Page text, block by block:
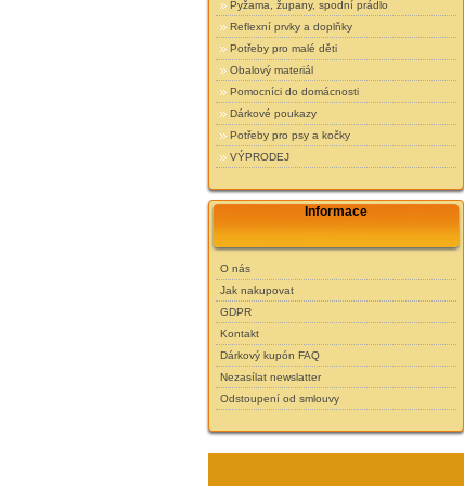
Pyžama, župany, spodní prádlo
Reflexní prvky a doplňky
Potřeby pro malé děti
Obalový materiál
Pomocníci do domácnosti
Dárkové poukazy
Potřeby pro psy a kočky
VÝPRODEJ
Informace
O nás
Jak nakupovat
GDPR
Kontakt
Dárkový kupón FAQ
Nezasílat newslatter
Odstoupení od smlouvy